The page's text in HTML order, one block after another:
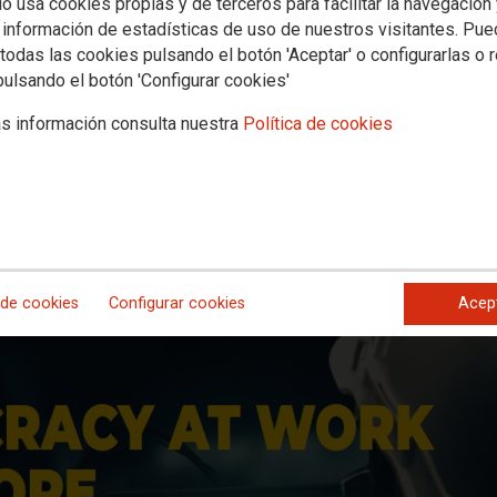
de estadísticas de uso de nuestros visitantes.
las cookies pulsando el botón 'Aceptar' o configurarlas o
el botón 'Configurar cookies'
información consulta nuestra Política de cookies
cookies Configurar cookies
en Perspectiva Histórica
proyecto. Su objetivo es analizar la participación colectiva de los
como el transporte ferroviario de pasajeros y la energía en